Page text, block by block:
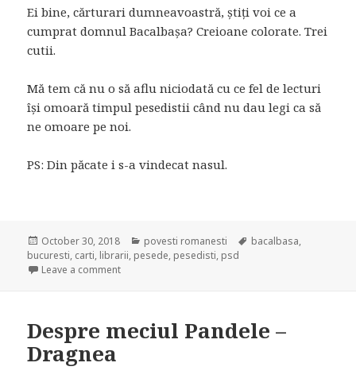
Ei bine, cărturari dumneavoastră, știți voi ce a
cumprat domnul Bacalbașa? Creioane colorate. Trei
cutii.
Mă tem că nu o să aflu niciodată cu ce fel de lecturi
își omoară timpul pesedistii când nu dau legi ca să
ne omoare pe noi.
PS: Din păcate i s-a vindecat nasul.
Posted
on
October 30, 2018 Categories
povesti romanesti Tags
bacalbasa,
bucuresti, carti, librarii, pesede, pesedisti, psd
Leave a comment
Despre meciul Pandele –
Dragnea